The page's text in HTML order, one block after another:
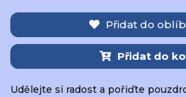
Přidat do
Přidat do
Udělejte si radost a pořiďte